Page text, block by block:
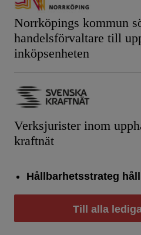
Norrköpings kommun
handelsförvaltare till
inköpsenheten
Verksjurister inom
kraftnät
Hållbarhetsstrateg
Till alla